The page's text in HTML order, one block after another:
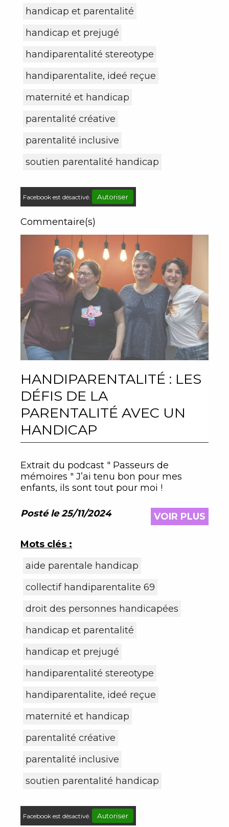
handicap et parentalité
handicap et prejugé
handiparentalité stereotype
handiparentalite, ideé reçue
maternité et handicap
parentalité créative
parentalité inclusive
soutien parentalité handicap
Facebook est désactivé. Autoriser
Commentaire(s)
HANDIPARENTALITÉ : LES
DÉFIS DE LA
PARENTALITÉ AVEC UN
HANDICAP
Extrait du podcast " Passeurs de
mémoires " J’ai tenu bon pour mes
enfants, ils sont tout pour moi !
Posté le 25/11/2024 VOIR PLUS
Mots clés :
aide parentale handicap
collectif handiparentalite 69
droit des personnes handicapées
handicap et parentalité
handicap et prejugé
handiparentalité stereotype
handiparentalite, ideé reçue
maternité et handicap
parentalité créative
parentalité inclusive
soutien parentalité handicap
Facebook est désactivé. Autoriser